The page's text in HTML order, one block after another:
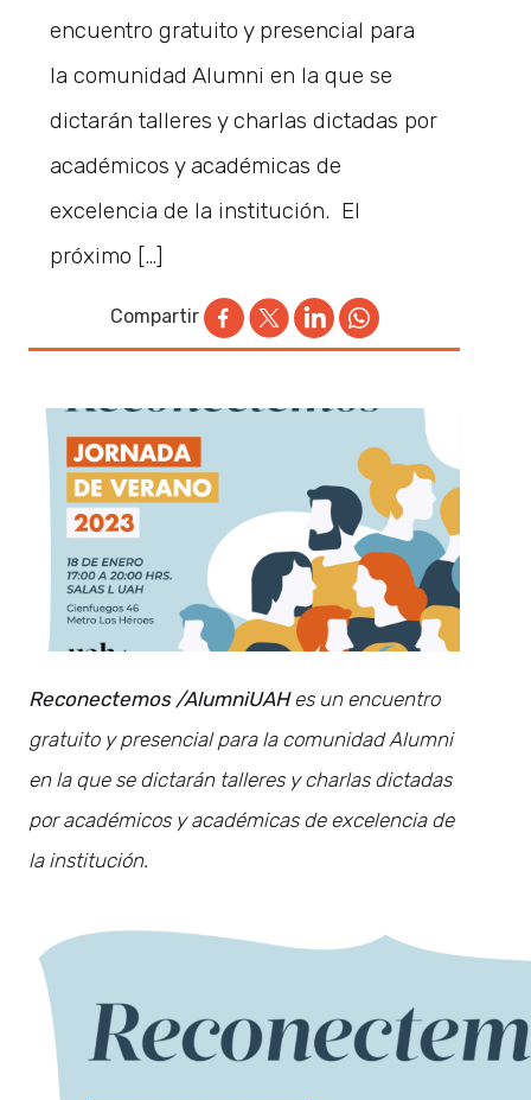
encuentro gratuito y presencial para
la comunidad Alumni en la que se
dictarán talleres y charlas dictadas por
académicos y académicas de
excelencia de la institución. El
próximo […]
Compartir
Reconectemos /AlumniUAHes un encuentro
gratuito y presencial para la comunidad Alumni
en la que se dictarán talleres y charlas dictadas
por académicos y académicas de excelencia de
la institución.